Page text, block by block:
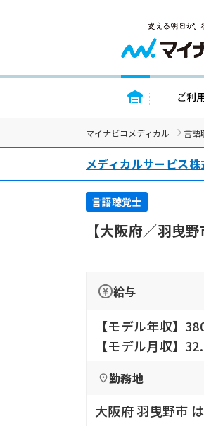
トップページ
マイナビコメディカル 言語
メディカルサービス
言語聴覚士
【大阪府／羽曳
給与
【モデル年収】
【モデル月収】
勤務地
大阪府 羽曳野市